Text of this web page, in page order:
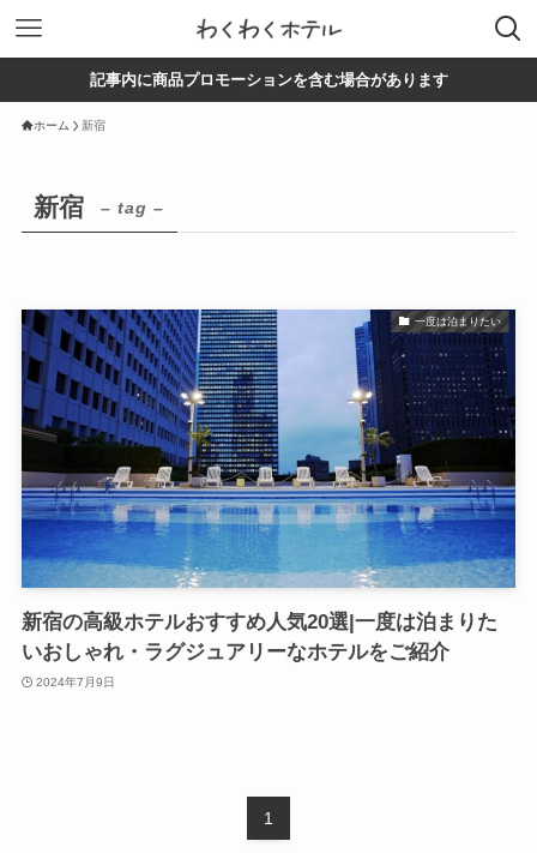
記事内に商品プロモーションを含む場合があります
ホーム 新宿
新宿 – tag –
一度は泊まりたい
新宿の高級ホテルおすすめ人気20選|一度は泊まりた
いおしゃれ・ラグジュアリーなホテルをご紹介
2024年7月9日
1